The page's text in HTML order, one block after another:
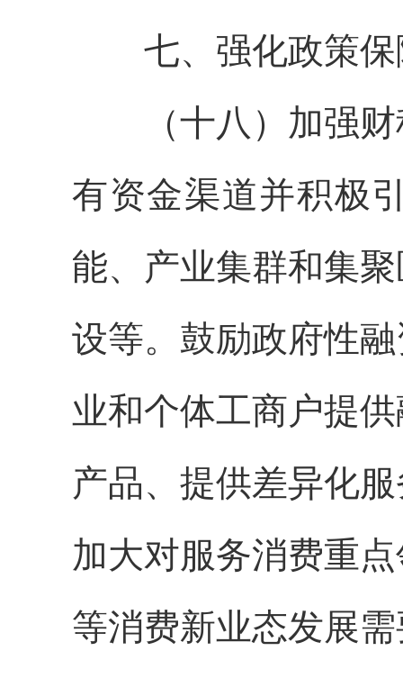
七、强化政策保
（十八）加强财
有资金渠道并积极
能、产业集群和集
设等。鼓励政府性
业和个体工商户提
产品、提供差异化
加大对服务消费重
等消费新业态发展